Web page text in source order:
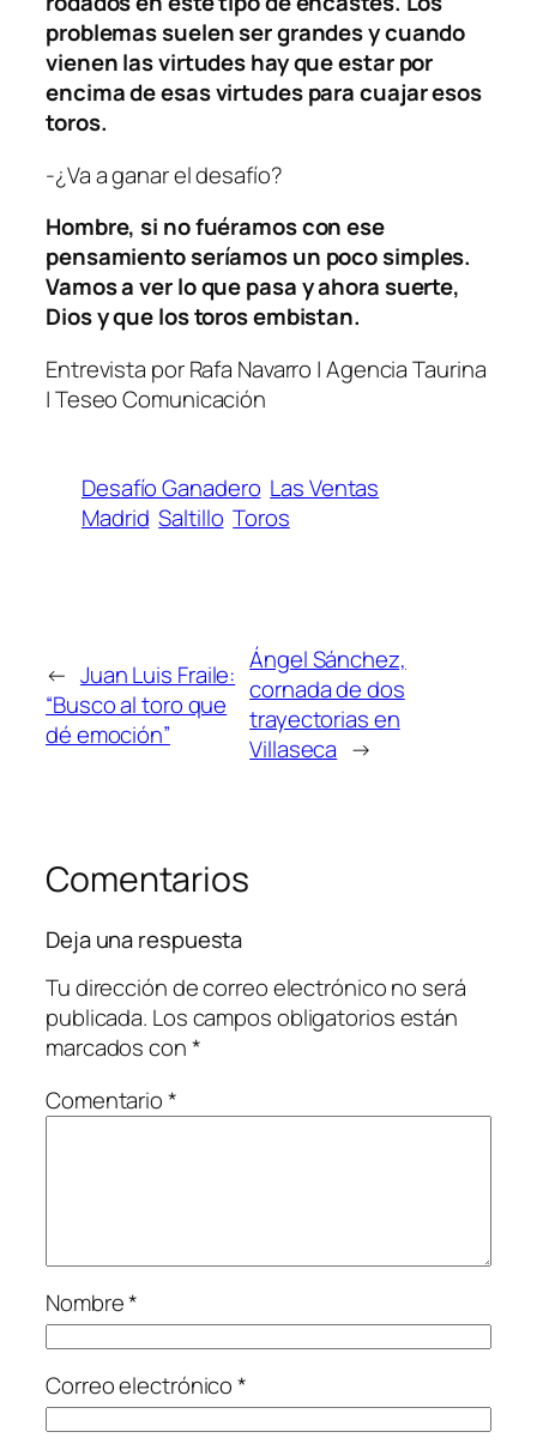
problemas suelen ser grandes y cuando
vienen las virtudes hay que estar por
encima de esas virtudes para cuajar esos
toros.
-¿Va a ganar el desafío?
Hombre, si no fuéramos con ese
pensamiento seríamos un poco simples.
Vamos a ver lo que pasa y ahora suerte,
Dios y que los toros embistan.
Entrevista por Rafa Navarro | Agencia Taurina
| Teseo Comunicación
Desafío Ganadero Las Ventas
Madrid Saltillo Toros
← Juan Luis Fraile:
“Busco al toro que
dé emoción”
Ángel Sánchez,
cornada de dos
trayectorias en
Villaseca →
Comentarios
Deja una respuesta
Tu dirección de correo electrónico no será
publicada. Los campos obligatorios están
marcados con*
Comentario*
Nombre*
Correo electrónico*